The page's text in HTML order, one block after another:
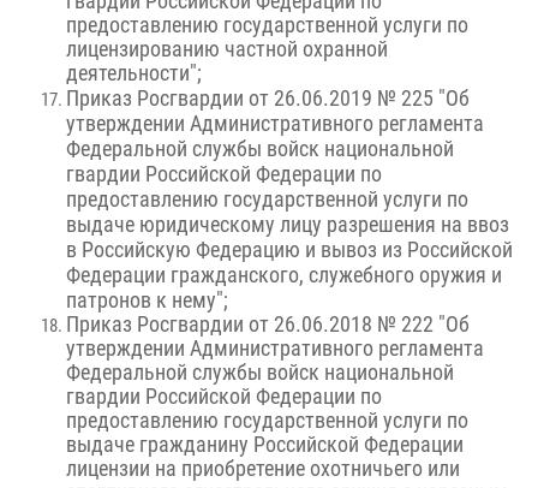
предоставлению государственной услуги по
лицензированию частной охранной
деятельности";
Приказ Росгвардии от 26.06.2019 № 225 "Об
утверждении Административного регламента
Федеральной службы войск национальной
гвардии Российской Федерации по
предоставлению государственной услуги по
выдаче юридическому лицу разрешения на ввоз
в Российскую Федерацию и вывоз из Российской
Федерации гражданского, служебного оружия и
патронов к нему";
Приказ Росгвардии от 26.06.2018 № 222 "Об
утверждении Административного регламента
Федеральной службы войск национальной
гвардии Российской Федерации по
предоставлению государственной услуги по
выдаче гражданину Российской Федерации
лицензии на приобретение охотничьего или